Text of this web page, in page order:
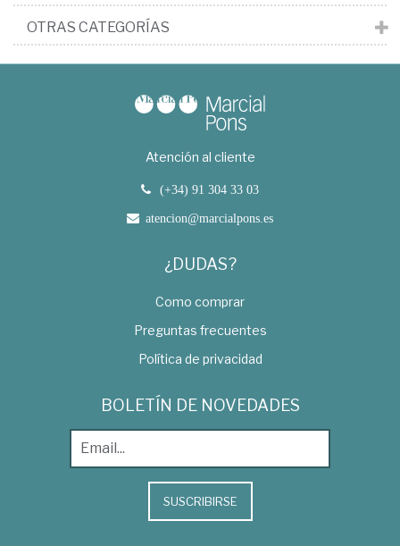
OTRAS CATEGORÍAS
Atención al cliente
(+34) 91 304 33 03
atencion@marcialpons.es
¿DUDAS?
Como comprar
Preguntas frecuentes
Política de privacidad
BOLETÍN DE NOVEDADES
SUSCRIBIRSE